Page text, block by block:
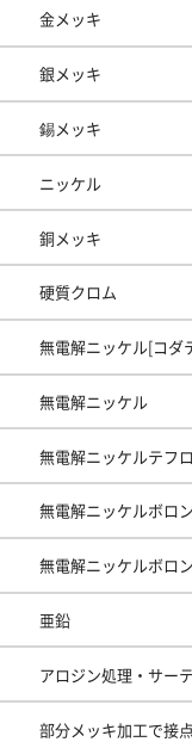
金メッキ
銀メッキ
錫メッキ
ニッケル
銅メッキ
硬質クロム
無電解ニッケル[コダ
無電解ニッケル
無電解ニッケルテフ
無電解ニッケルボロン
無電解ニッケルボロ
亜鉛
アロジン処理・サー
部分メッキ加工で接